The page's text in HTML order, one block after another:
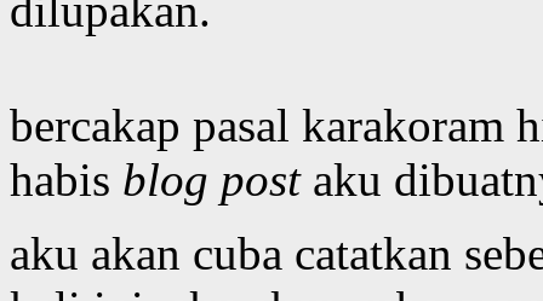
bercakap pasal karakoram
habis blog postaku
aku akan cuba catatkan